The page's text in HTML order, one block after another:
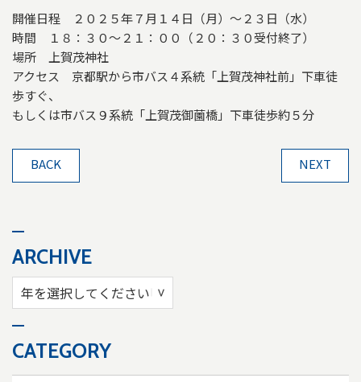
開催日程 ２０２５年７月１４日（月）～２３日（水）
時間 １８：３０～２１：００（２０：３０受付終了）
場所 上賀茂神社
アクセス 京都駅から市バス４系統「上賀茂神社前」下車徒
歩すぐ、
もしくは市バス９系統「上賀茂御薗橋」下車徒歩約５分
BACK NEXT
ARCHIVE
CATEGORY